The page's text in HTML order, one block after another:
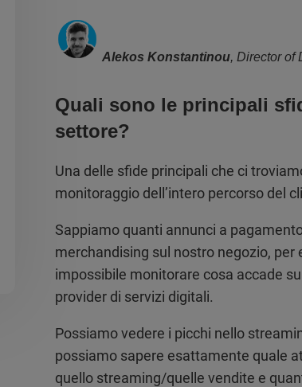
Alekos Konstantinou, Director of
Quali sono le principali
settore?
Una delle sfide principali che ci
monitoraggio dell’intero percorso del
Sappiamo quanti annunci a
merchandising sul nostro negozio,
impossibile monitorare cosa accade
provider di servizi digitali.
Possiamo vedere i picchi nello
possiamo sapere esattamente quale
quello streaming/quelle vendite e